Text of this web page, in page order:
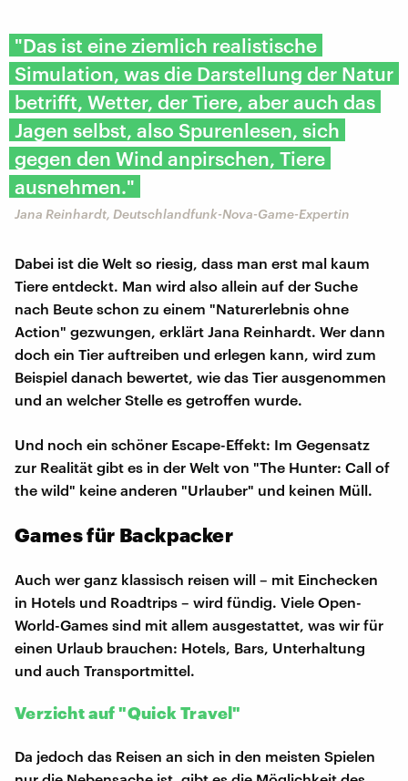
"Das ist eine ziemlich realistische
Simulation, was die Darstellung der Natur
betrifft, Wetter, der Tiere, aber auch das
Jagen selbst, also Spurenlesen, sich
gegen den Wind anpirschen, Tiere
ausnehmen."
Jana Reinhardt, Deutschlandfunk-Nova-Game-Expertin
Dabei ist die Welt so riesig, dass man erst mal kaum
Tiere entdeckt. Man wird also allein auf der Suche
nach Beute schon zu einem "Naturerlebnis ohne
Action" gezwungen, erklärt Jana Reinhardt. Wer dann
doch ein Tier auftreiben und erlegen kann, wird zum
Beispiel danach bewertet, wie das Tier ausgenommen
und an welcher Stelle es getroffen wurde.
Und noch ein schöner Escape-Effekt: Im Gegensatz
zur Realität gibt es in der Welt von "The Hunter: Call of
the wild" keine anderen "Urlauber" und keinen Müll.
Games für Backpacker
Auch wer ganz klassisch reisen will – mit Einchecken
in Hotels und Roadtrips – wird fündig. Viele Open-
World-Games sind mit allem ausgestattet, was wir für
einen Urlaub brauchen: Hotels, Bars, Unterhaltung
und auch Transportmittel.
Verzicht auf "Quick Travel"
Da jedoch das Reisen an sich in den meisten Spielen